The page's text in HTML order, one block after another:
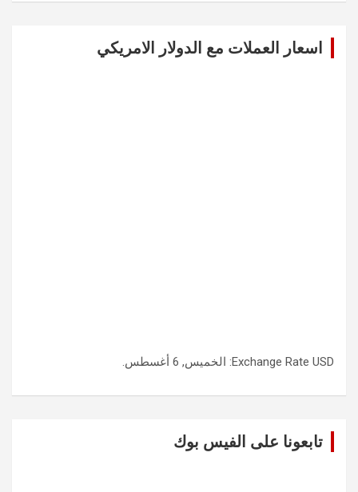
اسعار العملات مع الدولار الامريكي
Exchange Rate USD : الخميس, 6 أغسطس.
تابعونا على الفيس بوك